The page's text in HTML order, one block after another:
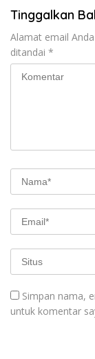
Tinggalkan
Alamat email
ditandai *
Simpan nama,
untuk komentar